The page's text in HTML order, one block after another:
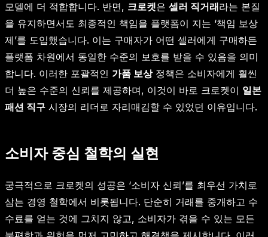
모델에 더 적합합니다. 반면, 크로켓은 셀러 직거래라는 본질
을 유지하면서도 최종적인 책임을 플랫폼이 지는 ‘책임 보상
제’를 도입했습니다. 이는 구매자가 어떤 셀러에게 구매하든
플랫폼 차원에서 동일한 수준의 보호를 받을 수 있음을 의미
합니다. 이러한 포괄적인 가품 보상정책은 소비자에게 훨씬
더 높은 수준의 신뢰를 제공하며, 이것이 바로 크로켓이 일본
패션 직구 시장의 리더로 자리매김할 수 있었던 이유입니다.
소비자 중심 철학의 실현
궁극적으로 크로켓의 성공은 ‘소비자 신뢰’를 최우선 가치로
삼는 경영 철학에서 비롯됩니다. 단순히 거래를 중개하고 수
수료를 얻는 것에 그치지 않고, 소비자가 겪을 수 있는 모든